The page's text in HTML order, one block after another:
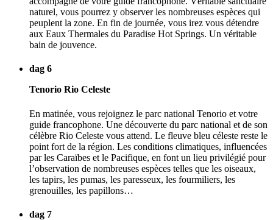
naturel, vous pourrez y observer les nombreuses espèces qui
peuplent la zone. En fin de journée, vous irez vous détendre
aux Eaux Thermales du Paradise Hot Springs. Un véritable
bain de jouvence.
dag 6
Tenorio Rio Celeste
En matinée, vous rejoignez le parc national Tenorio et votre
guide francophone. Une découverte du parc national et de son
célèbre Rio Celeste vous attend. Le fleuve bleu céleste reste le
point fort de la région. Les conditions climatiques, influencées
par les Caraïbes et le Pacifique, en font un lieu privilégié pour
l’observation de nombreuses espèces telles que les oiseaux,
les tapirs, les pumas, les paresseux, les fourmiliers, les
grenouilles, les papillons…
dag 7